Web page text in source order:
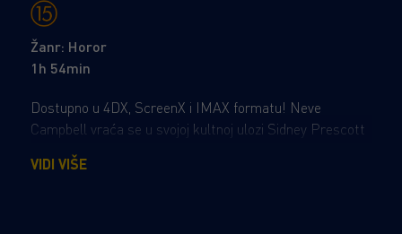
Žanr: Horor
1h 54min
Dostupno u 4DX, ScreenX i IMAX formatu! Neve
Campbell vraća se u svojoj kultnoj ulozi Sidney Prescott
u novom poglavlju legendarne horor franšize. Kada se u
mirnom gradiću u kojem je Sidney izgradila novi život
VIDI VIŠE